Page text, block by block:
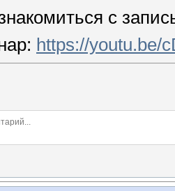
с
https://youtu.be/